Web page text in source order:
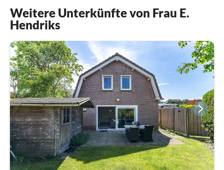
Weitere Unterkünfte von Frau E.
Hendriks